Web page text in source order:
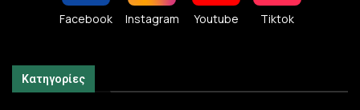
Facebook Instagram Youtube Tiktok
Κατηγορίες